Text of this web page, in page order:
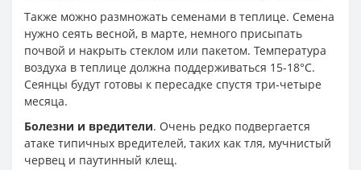
Также можно размножать семенами в теплице. Семена
нужно сеять весной, в марте, немного присыпать
почвой и накрыть стеклом или пакетом. Температура
воздуха в теплице должна поддерживаться 15-18°C.
Сеянцы будут готовы к пересадке спустя три-четыре
месяца.
Болезни и вредители. Очень редко подвергается
атаке типичных вредителей, таких как тля, мучнистый
червец и паутинный клещ.